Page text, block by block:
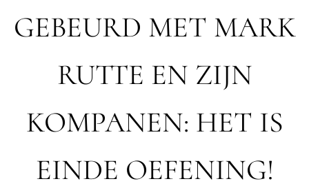
GEBEURD MET MARK
RUTTE EN ZIJN
KOMPANEN: HET IS
EINDE OEFENING!